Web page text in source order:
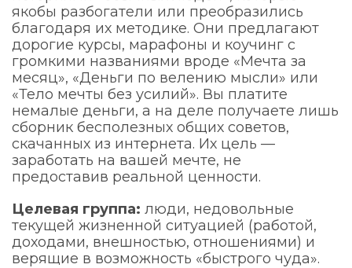
якобы разбогатели или преобразились
благодаря их методике. Они предлагают
дорогие курсы, марафоны и коучинг с
громкими названиями вроде «Мечта за
месяц», «Деньги по велению мысли» или
«Тело мечты без усилий». Вы платите
немалые деньги, а на деле получаете лишь
сборник бесполезных общих советов,
скачанных из интернета. Их цель —
заработать на вашей мечте, не
предоставив реальной ценности.
Целевая группа: люди, недовольные
текущей жизненной ситуацией (работой,
доходами, внешностью, отношениями) и
верящие в возможность «быстрого чуда».